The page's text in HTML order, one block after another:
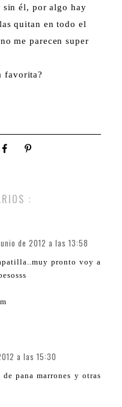
sin él, por algo hay
quitan en todo el
me parecen super
favorita?
:
de 2012 a las 13:58
pronto voy a
a las 15:30
pana marrones y otras